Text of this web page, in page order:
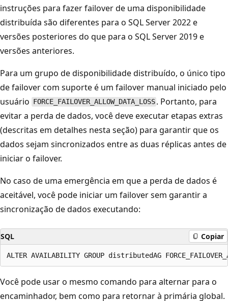
instruções para fazer failover de uma disponibilidade
distribuída são diferentes para o SQL Server 2022 e
versões posteriores do que para o SQL Server 2019 e
versões anteriores.
Para um grupo de disponibilidade distribuído, o único tipo
de failover com suporte é um failover manual iniciado pelo
usuário FORCE_FAILOVER_ALLOW_DATA_LOSS . Portanto, para
evitar a perda de dados, você deve executar etapas extras
(descritas em detalhes nesta seção) para garantir que os
dados sejam sincronizados entre as duas réplicas antes de
iniciar o failover.
No caso de uma emergência em que a perda de dados é
aceitável, você pode iniciar um failover sem garantir a
sincronização de dados executando:
SQL Copiar
Você pode usar o mesmo comando para alternar para o
encaminhador, bem como para retornar à primária global.